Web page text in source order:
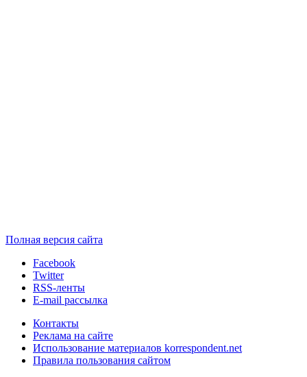
Полная версия сайта
Facebook
Twitter
RSS-ленты
E-mail рассылка
Контакты
Реклама на сайте
Использование материалов korrespondent.net
Правила пользования сайтом